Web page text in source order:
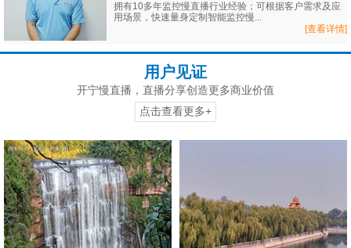
拥有10多年监控慢直播行业经验；可根据客户需求及应
用场景，快速量身定制智能监控慢...
[查看详情]
用户见证
开宁慢直播，直播分享创造更多商业价值
点击查看更多+